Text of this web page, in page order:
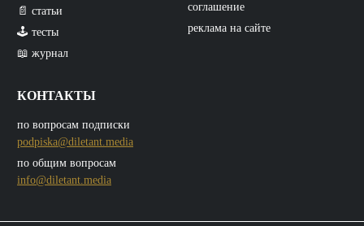
📄 статьи
🕹️ тесты
📖 журнал
КОНТАКТЫ
по вопросам подписки
podpiska@diletant.media
по общим вопросам
info@diletant.media
соглашение
реклама на сайте